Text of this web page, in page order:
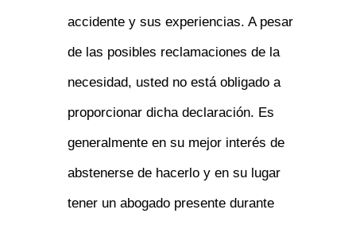
accidente y sus experiencias. A pesar
de las posibles reclamaciones de la
necesidad, usted no está obligado a
proporcionar dicha declaración. Es
generalmente en su mejor interés de
abstenerse de hacerlo y en su lugar
tener un abogado presente durante